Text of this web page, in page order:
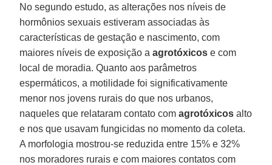
No segundo estudo, as alterações nos níveis de
hormônios sexuais estiveram associadas às
características de gestação e nascimento, com
maiores níveis de exposição aagrotóxicos e com
local de moradia. Quanto aos parâmetros
espermáticos, a motilidade foi significativamente
menor nos jovens rurais do que nos urbanos,
naqueles que relataram contato comagrotóxicos alto
e nos que usavam fungicidas no momento da coleta.
A morfologia mostrou-se reduzida entre 15% e 32%
nos moradores rurais e com maiores contatos com